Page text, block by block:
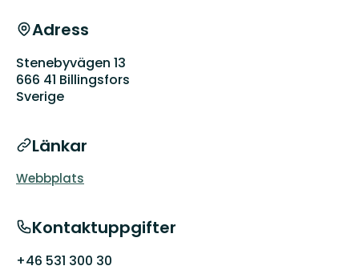
Adress
Stenebyvägen 13
666 41 Billingsfors
Sverige
Länkar
Webbplats
Kontaktuppgifter
+46 531 300 30